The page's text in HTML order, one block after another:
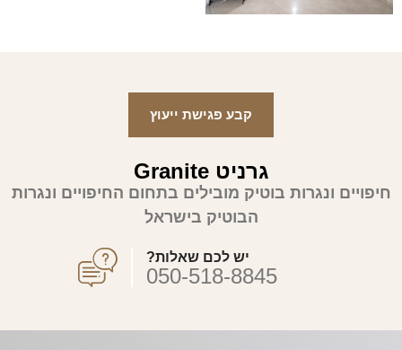
קבע פגישת ייעוץ
גרניט Granite
חיפויים ונגרות בוטיק מובילים בתחום החיפויים ונגרות
הבוטיק בישראל
יש לכם שאלות?
050-518-8845